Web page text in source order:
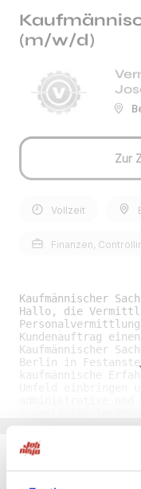
(m/w/d)
Zur
Vollzeit
Finanzen,
Kaufmännischer
Hallo, die
Kundenauftrag
Kaufmännischer
Berlin in
kaufmännische
kurzen
wertschätzenden